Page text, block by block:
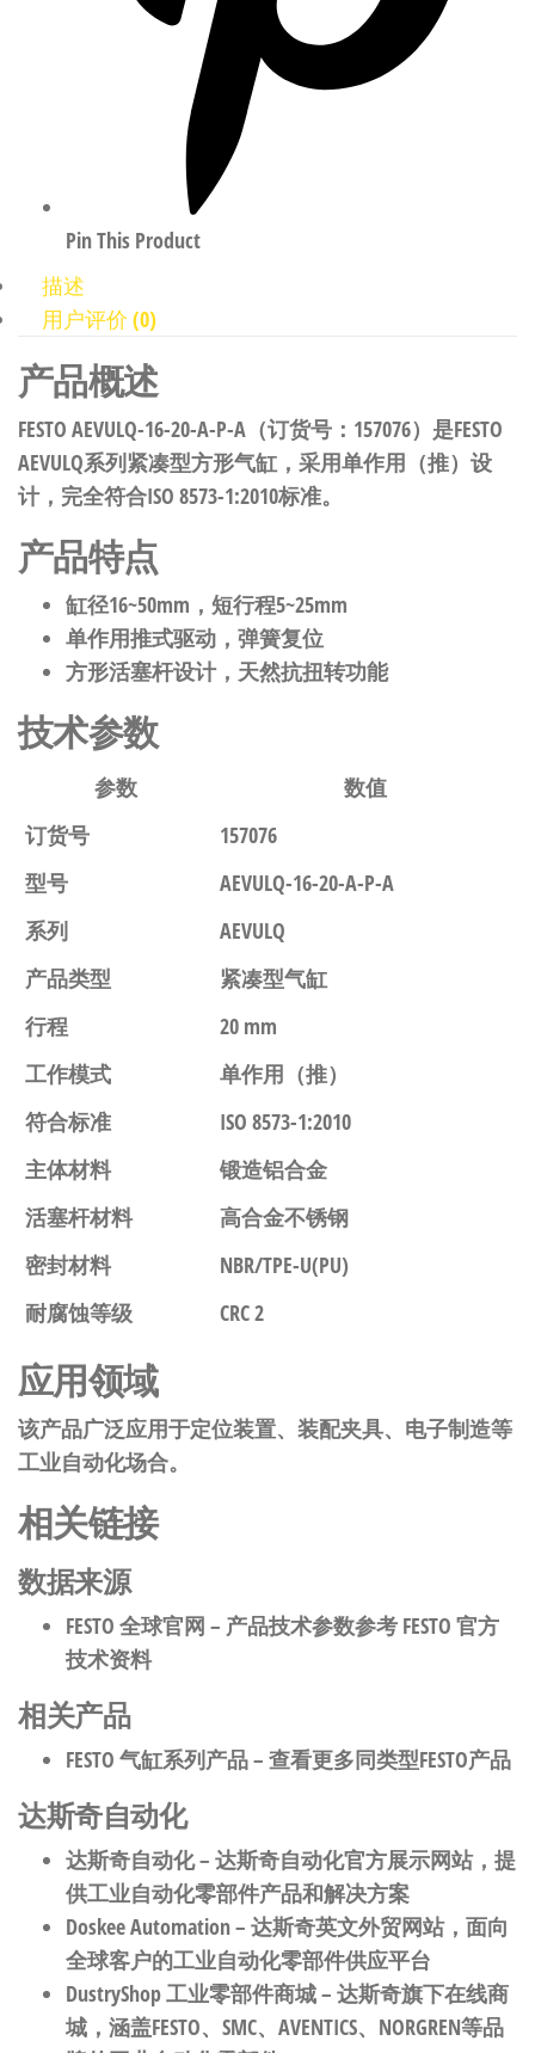
Pin This Product
描述
用户评价 (0)
产品概述
FESTO AEVULQ-16-20-A-P-A（订货号：157076）是FESTO
AEVULQ系列紧凑型方形气缸，采用单作用（推）设
计，完全符合ISO 8573-1:2010标准。
产品特点
缸径16~50mm，短行程5~25mm
单作用推式驱动，弹簧复位
方形活塞杆设计，天然抗扭转功能
技术参数
参数
数值
订货号
157076
型号
AEVULQ-16-20-A-P-A
系列
AEVULQ
产品类型
紧凑型气缸
行程
20 mm
工作模式
单作用（推）
符合标准
ISO 8573-1:2010
主体材料
锻造铝合金
活塞杆材料
高合金不锈钢
密封材料
NBR/TPE-U(PU)
耐腐蚀等级
CRC 2
应用领域
该产品广泛应用于定位装置、装配夹具、电子制造等
工业自动化场合。
相关链接
数据来源
FESTO 全球官网 – 产品技术参数参考 FESTO 官方
技术资料
相关产品
FESTO 气缸系列产品– 查看更多同类型FESTO产品
达斯奇自动化
达斯奇自动化– 达斯奇自动化官方展示网站，提
供工业自动化零部件产品和解决方案
Doskee Automation– 达斯奇英文外贸网站，面向
全球客户的工业自动化零部件供应平台
DustryShop 工业零部件商城– 达斯奇旗下在线商
城，涵盖FESTO、SMC、AVENTICS、NORGREN等品